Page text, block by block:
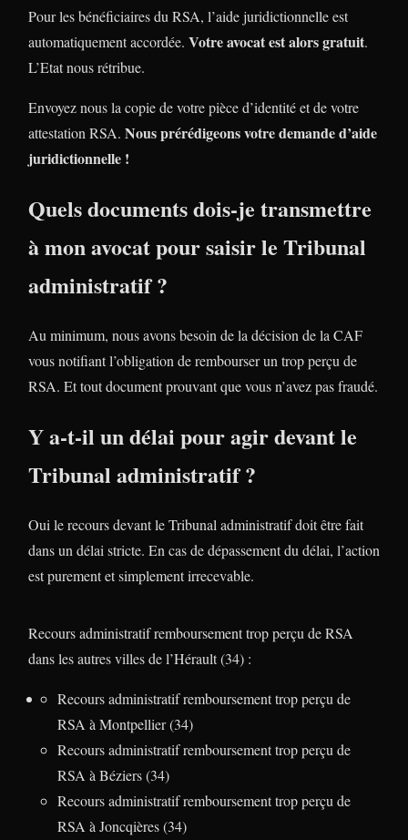
Pour les bénéficiaires du RSA, l’aide juridictionnelle est
automatiquement accordée. Votre avocat est alors gratuit.
L’Etat nous rétribue.
Envoyez nous la copie de votre pièce d’identité et de votre
attestation RSA. Nous prérédigeons votre demande d’aide
juridictionnelle !
Quels documents dois-je transmettre
à mon avocat pour saisir le Tribunal
administratif ?
Au minimum, nous avons besoin de la décision de la CAF
vous notifiant l’obligation de rembourser un trop perçu de
RSA. Et tout document prouvant que vous n’avez pas fraudé.
Y a-t-il un délai pour agir devant le
Tribunal administratif ?
Oui le recours devant le Tribunal administratif doit être fait
dans un délai stricte. En cas de dépassement du délai, l’action
est purement et simplement irrecevable.
Recours administratif remboursement trop perçu de RSA
dans les autres villes de l’Hérault (34) :
Recours administratif remboursement trop perçu de
RSA à Montpellier (34)
Recours administratif remboursement trop perçu de
RSA à Béziers (34)
Recours administratif remboursement trop perçu de
RSA à Joncqières (34)